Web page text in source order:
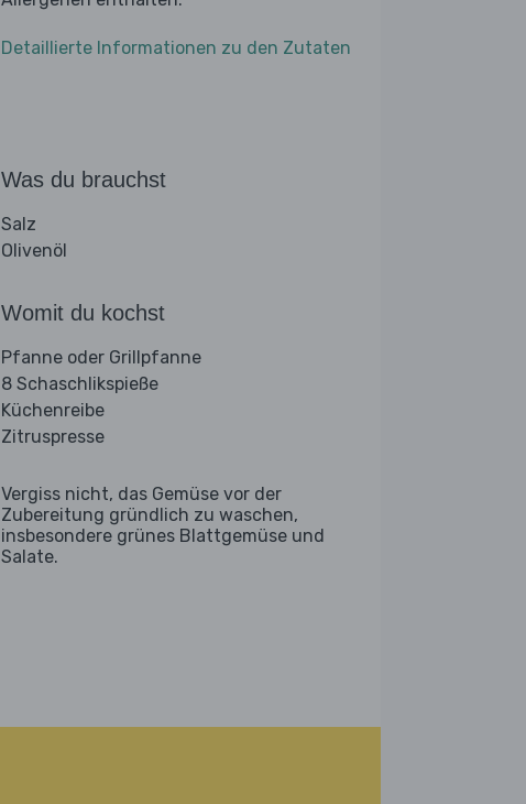
Detaillierte Informationen zu den Zutaten
Was du brauchst
Salz
Olivenöl
Womit du kochst
Pfanne oder Grillpfanne
8 Schaschlikspieße
Küchenreibe
Zitruspresse
Vergiss nicht, das Gemüse vor der
Zubereitung gründlich zu waschen,
insbesondere grünes Blattgemüse und
Salate.